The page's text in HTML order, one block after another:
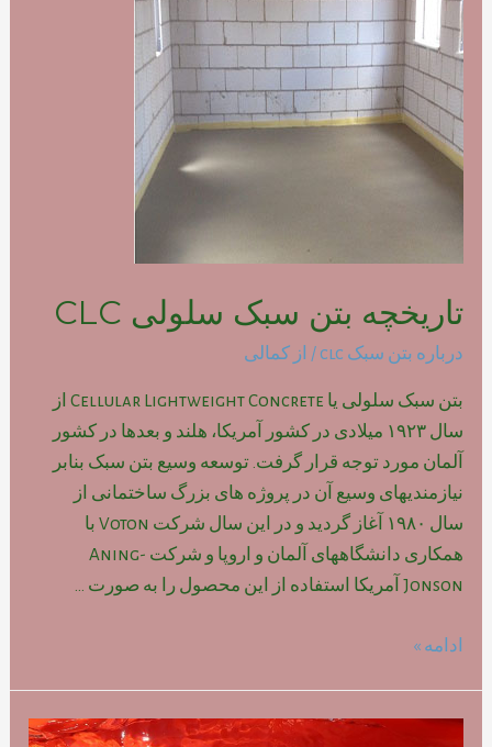
سلولی
CLC
تاریخچه بتن سبک سلولی CLC
درباره بتن سبک clc / از کمالی
بتن سبک سلولی یا Cellular Lightweight Concrete از
سال ۱۹۲۳ میلادی در کشور آمریکا، هلند و بعدها در کشور
آلمان مورد توجه قرار گرفت. توسعه وسیع بتن سبک بنابر
نیازمندیهای وسیع آن در پروژه های بزرگ ساختمانی از
سال ۱۹۸۰ آغاز گردید و در این سال شرکت Voton با
همکاری دانشگاههای آلمان و اروپا و شرکت Aning-
Jonson آمریکا استفاده از این محصول را به صورت …
تاریخچه
ادامه »